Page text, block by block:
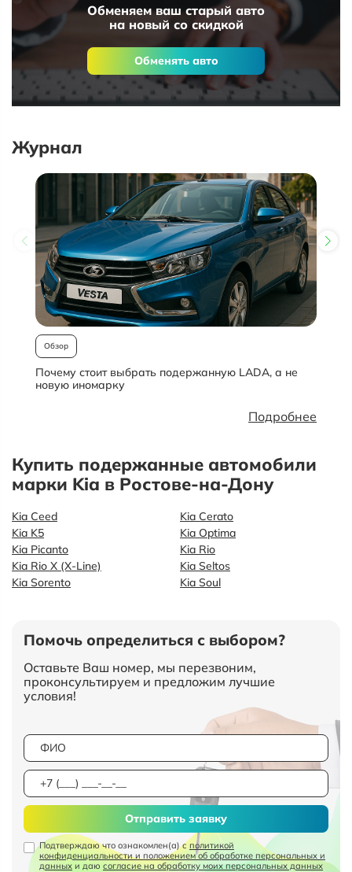
Обменяем ваш старый авто
на новый со скидкой
Обменять авто
Журнал
Обзор
Почему стоит выбрать подержанную LADA, а не
новую иномарку
Подробнее
Купить подержанные автомобили
марки Kia в Ростове-на-Дону
Kia Ceed
Kia Cerato
Kia K5
Kia Optima
Kia Picanto
Kia Rio
Kia Rio X (X-Line)
Kia Seltos
Kia Sorento
Kia Soul
Помочь определиться с выбором?
Оставьте Ваш номер, мы перезвоним,
проконсультируем и предложим лучшие
условия!
Подтверждаю что ознакомлен(а) сполитикой
конфиденциальности и положением об обработке персональных и
данных и даю согласие на обработку моих персональных данных
Отправить заявку